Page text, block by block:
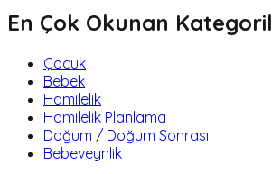
En Çok Okunan
Çocuk
Bebek
Hamilelik
Hamilelik Planlama
Doğum / Doğum Sonrası
Bebeveynlik